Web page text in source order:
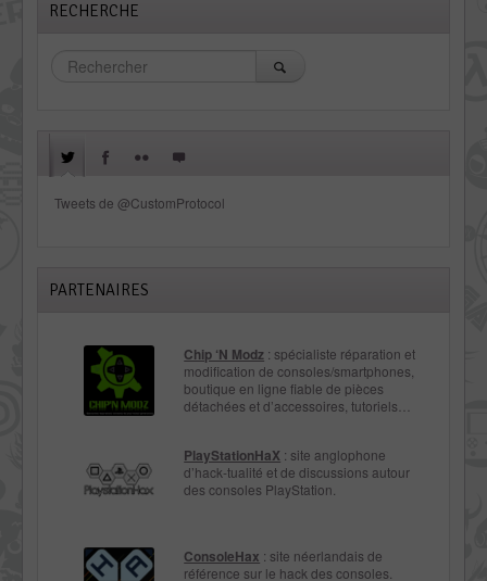
RECHERCHE
Tweets de @CustomProtocol
PARTENAIRES
Chip ‘N Modz : spécialiste réparation et
modification de consoles/smartphones,
boutique en ligne fiable de pièces
détachées et d’accessoires, tutoriels…
PlayStationHaX : site anglophone
d’hack-tualité et de discussions autour
des consoles PlayStation.
ConsoleHax : site néerlandais de
référence sur le hack des consoles.